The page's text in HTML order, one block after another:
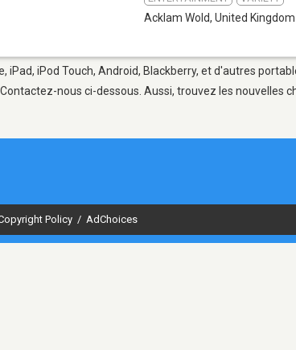
Acklam Wold, United Kingdom
iPad, iPod Touch, Android, Blackberry, et d'autres
nous ci-dessous. Aussi, trouvez les nouvelles
Policy / AdChoices